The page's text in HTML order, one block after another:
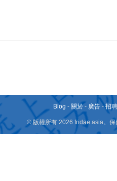
Blog - 關於 - 廣告 -招
© 版權所有 2026 fridae.asia。